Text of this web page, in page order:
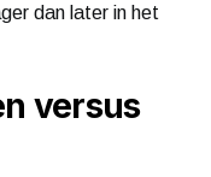
dan later in het
versus